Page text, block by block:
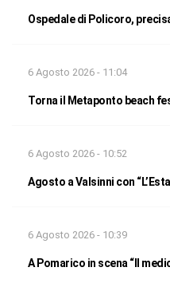
Ospedale di Policoro,
6 Agosto 2026 - 11:04
Torna il Metaponto beach
6 Agosto 2026 - 10:52
Agosto a Valsinni con
6 Agosto 2026 - 10:39
A Pomarico in scena “Il